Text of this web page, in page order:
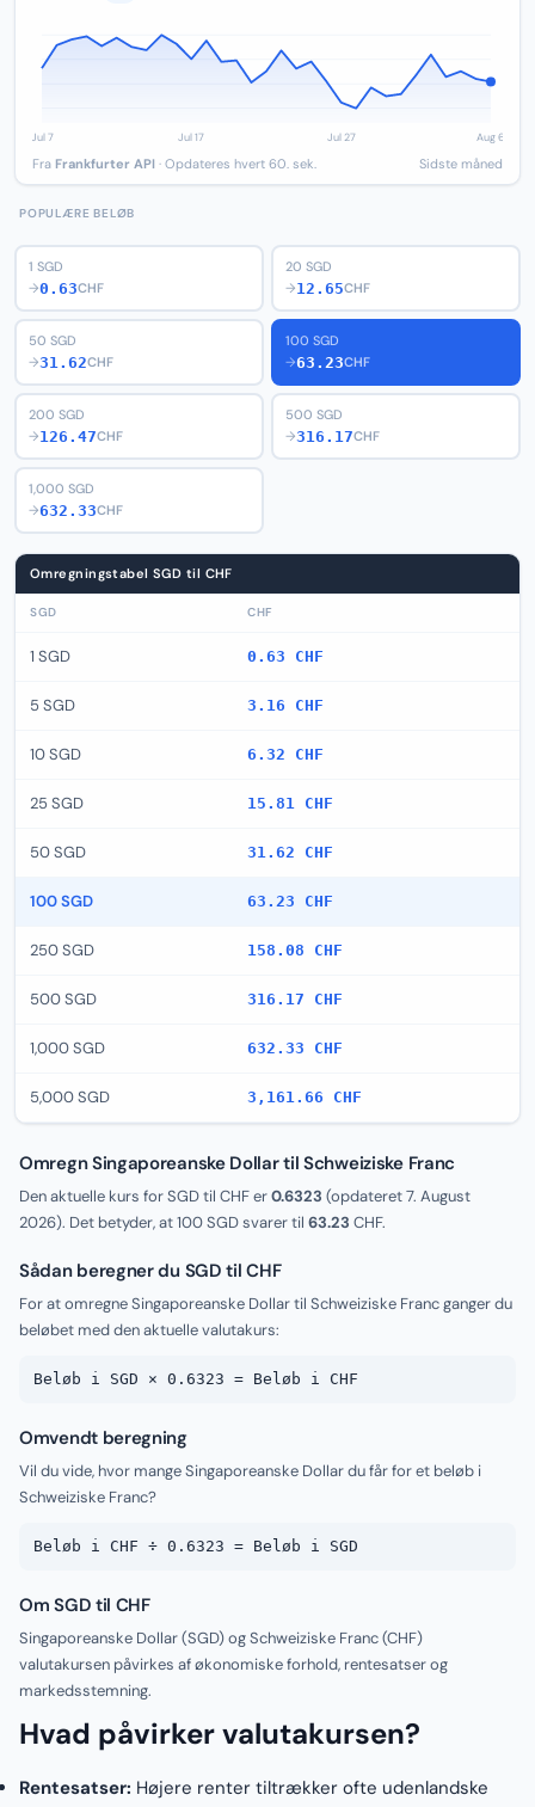
Fra Frankfurter API · Opdateres hvert 60. sek. Sidste måned
POPULÆRE BELØB
1 SGD
→0.63CHF
20 SGD
→12.65CHF
50 SGD
→31.62CHF
100 SGD
→63.23CHF
200 SGD
→126.47CHF
500 SGD
→316.17CHF
1,000 SGD
→632.33CHF
Omregningstabel SGD til CHF
SGD CHF
1 SGD 0.63 CHF
5 SGD 3.16 CHF
10 SGD 6.32 CHF
25 SGD 15.81 CHF
50 SGD 31.62 CHF
100 SGD 63.23 CHF
250 SGD 158.08 CHF
500 SGD 316.17 CHF
1,000 SGD 632.33 CHF
5,000 SGD 3,161.66 CHF
Omregn Singaporeanske Dollar til Schweiziske Franc
Den aktuelle kurs for SGD til CHF er0.6323 (opdateret7. August
2026). Det betyder, at 100 SGD svarer til 63.23 CHF.
Sådan beregner du SGD til CHF
For at omregne Singaporeanske Dollar til Schweiziske Franc ganger du
beløbet med den aktuelle valutakurs:
Beløb i SGD × 0.6323 = Beløb i CHF
Omvendt beregning
Vil du vide, hvor mange Singaporeanske Dollar du får for et beløb i
Schweiziske Franc?
Beløb i CHF ÷ 0.6323 = Beløb i SGD
Om SGD til CHF
Singaporeanske Dollar (SGD) og Schweiziske Franc (CHF)
valutakursen påvirkes af økonomiske forhold, rentesatser og
markedsstemning.
Hvad påvirker valutakursen?
Rentesatser: Højere renter tiltrækker ofte udenlandske